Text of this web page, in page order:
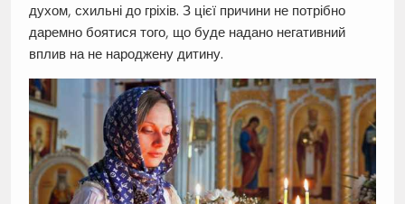
духом, схильні до гріхів. З цієї причини не потрібно
даремно боятися того, що буде надано негативний
вплив на не народжену дитину.